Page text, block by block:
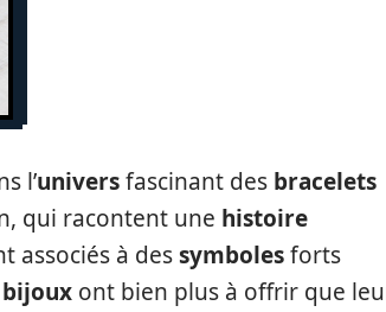
l’universfascinant des bracelets
qui racontent une histoire
associés à dessymbolesforts
bijoux ont bien plus à offrir que